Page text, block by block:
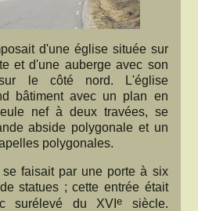
d'une église située sur
et d'une auberge avec son
le côté nord. L'église
bâtiment avec un plan en
nef à deux travées, se
abside polygonale et un
polygonales.
faisait par une porte à six
statues ; cette entrée était
surélevé du XVIe siècle.